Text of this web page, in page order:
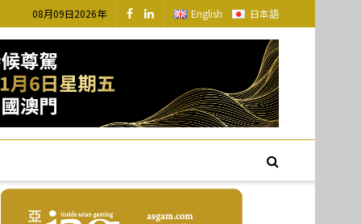
08月09日2026年 English 日本語